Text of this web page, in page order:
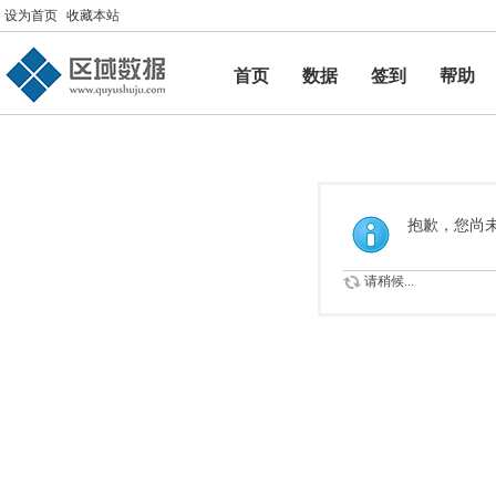
设为首页 收藏本站
首页 数据 签到
帮助
帮助
抱歉，您尚
请稍候...